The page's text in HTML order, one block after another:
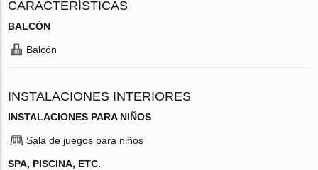
CARACTERÍSTICAS
BALCÓN
Balcón
INSTALACIONES INTERIORES
INSTALACIONES PARA NIÑOS
Sala de juegos para niños
SPA, PISCINA, ETC.